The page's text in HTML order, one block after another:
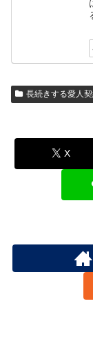
長続きする愛人
X